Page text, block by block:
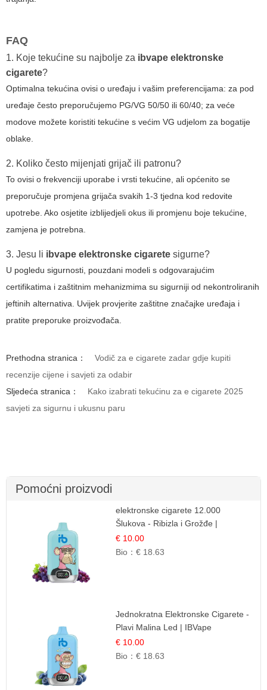
FAQ
1. Koje tekućine su najbolje za ibvape elektronske
cigarete?
Optimalna tekućina ovisi o uređaju i vašim preferencijama: za pod
uređaje često preporučujemo PG/VG 50/50 ili 60/40; za veće
modove možete koristiti tekućine s većim VG udjelom za bogatije
oblake.
2. Koliko često mijenjati grijač ili patronu?
To ovisi o frekvenciji uporabe i vrsti tekućine, ali općenito se
preporučuje promjena grijača svakih 1-3 tjedna kod redovite
upotrebe. Ako osjetite izblijedjeli okus ili promjenu boje tekućine,
zamjena je potrebna.
3. Jesu li ibvape elektronske cigarete sigurne?
U pogledu sigurnosti, pouzdani modeli s odgovarajućim
certifikatima i zaštitnim mehanizmima su sigurniji od nekontroliranih
jeftinih alternativa. Uvijek provjerite zaštitne značajke uređaja i
pratite preporuke proizvođača.
Prethodna stranica：
Vodič za e cigarete zadar gdje kupiti
recenzije cijene i savjeti za odabir
Sljedeća stranica：
Kako izabrati tekućinu za e cigarete 2025
savjeti za sigurnu i ukusnu paru
Pomoćni proizvodi
elektronske cigarete 12.000
Šlukova - Ribizla i Grožđe |
Elegantna Voćna Kombinacija
€ 10.00
Bio：€ 18.63
Jednokratna Elektronske Cigarete -
Plavi Malina Led | IBVape
€ 10.00
Bio：€ 18.63